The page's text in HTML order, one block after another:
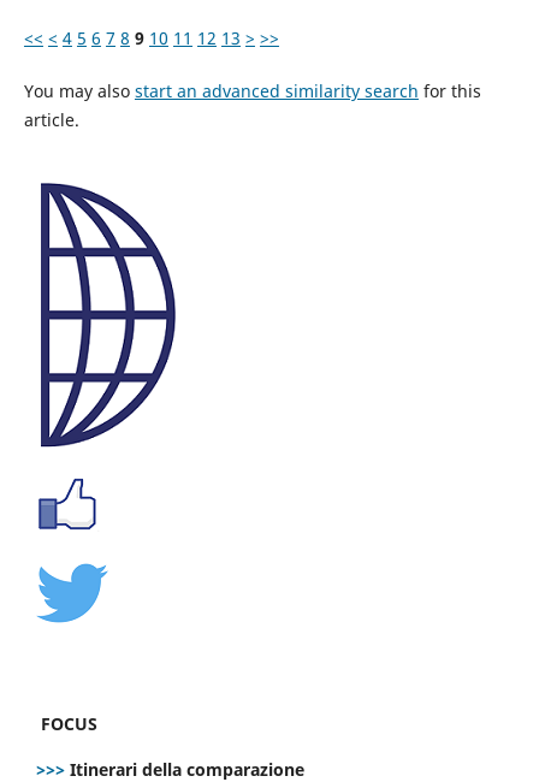
<< < 4 5 6 7 8 9 10 11 12 13 > >>
You may also start an advanced similarity search for this
article.
FOCUS
>>> Itinerari della comparazione